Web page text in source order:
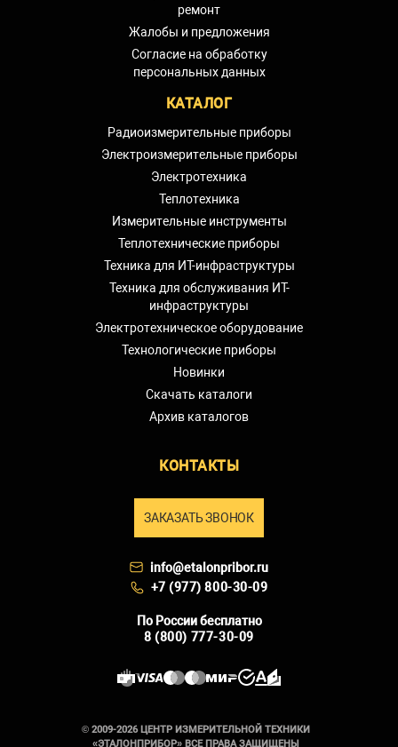
ремонт
Жалобы и предложения
Согласие на обработку
персональных данных
КАТАЛОГ
Радиоизмерительные приборы
Электроизмерительные приборы
Электротехника
Теплотехника
Измерительные инструменты
Теплотехнические приборы
Техника для ИТ-инфраструктуры
Техника для обслуживания ИТ-
инфраструктуры
Электротехническое оборудование
Технологические приборы
Новинки
Скачать каталоги
Архив каталогов
КОНТАКТЫ
ЗАКАЗАТЬ ЗВОНОК
info@etalonpribor.ru
+7 (977) 800-30-09
По России бесплатно
8 (800) 777-30-09
© 2009-2026 ЦЕНТР ИЗМЕРИТЕЛЬНОЙ ТЕХНИКИ
«ЭТАЛОНПРИБОР» ВСЕ ПРАВА ЗАЩИЩЕНЫ